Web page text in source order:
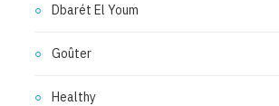
Dbarét El Youm
Goûter
Healthy